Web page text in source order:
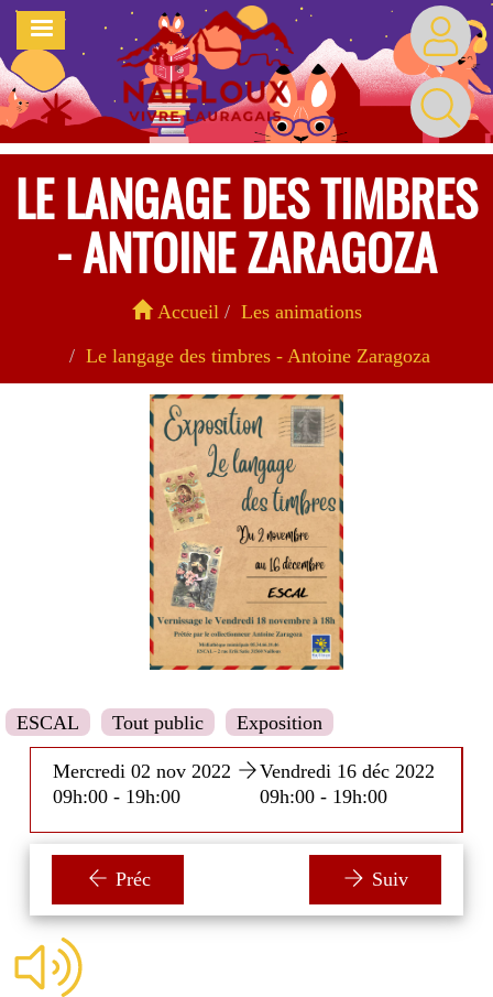
Aller
contenu
principal
MENU
LE LANGAGE DES TIMBRES
- ANTOINE ZARAGOZA
Accueil
Les animations
Le langage des timbres - Antoine Zaragoza
ESCAL Tout public Exposition
Mercredi 02 nov 2022
09h:00 - 19h:00
Vendredi 16 déc 2022
09h:00 - 19h:00
Préc Suiv